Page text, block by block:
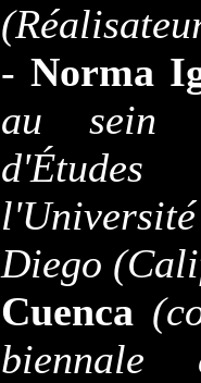
- Norma
au sein
Diego
Cuenca